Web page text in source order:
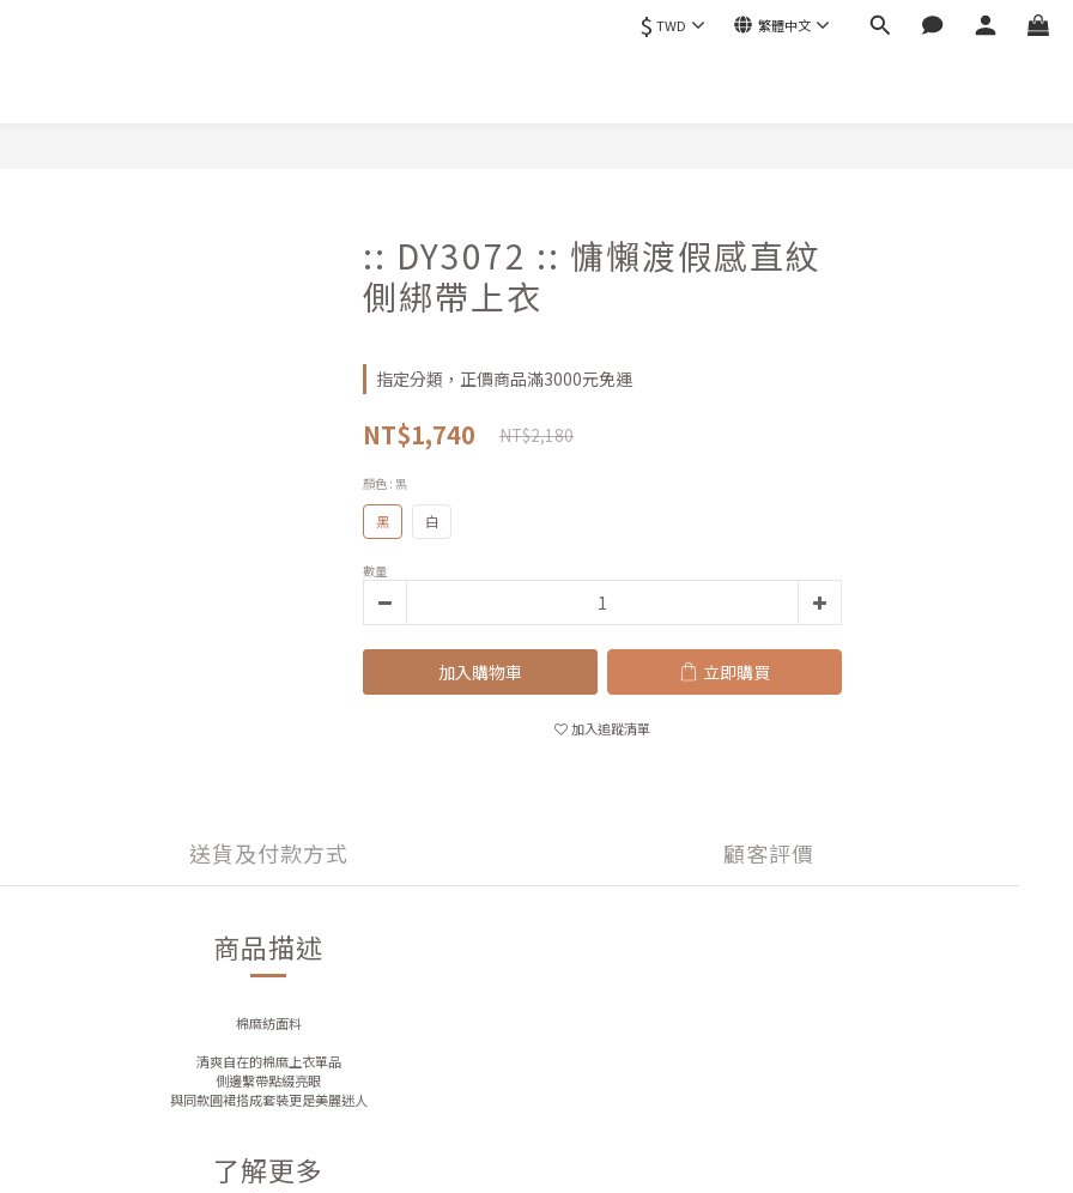
$ TWD 繁體中文
:: DY3072 :: 慵懶渡假感直紋
側綁帶上衣
指定分類，正價商品滿3000元免運
NT$1,740 NT$2,180
顏色 : 黑
黑 白
數量
加入購物車 立即購買
加入追蹤清單
送貨及付款方式 顧客評價
商品描述
棉麻紡面料
清爽自在的棉麻上衣單品
側邊繫帶點綴亮眼
與同款圓裙搭成套裝更是美麗迷人
了解更多